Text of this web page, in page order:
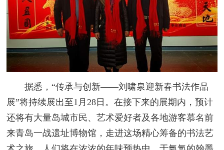
据悉，“传承与创新——刘啸泉迎新春书法作品
展”将持续展出至1月28日。在接下来的展期内，预计
还将有大量岛城市民、艺术爱好者及各地游客慕名前
来青岛一战遗址博物馆，走进这场精心筹备的书法艺